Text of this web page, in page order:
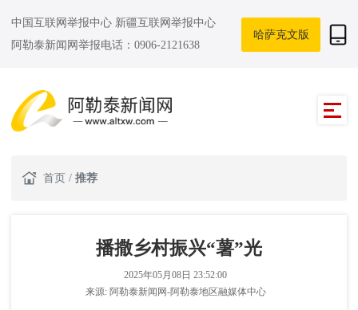
中国互联网举报中心 新疆互联网举报中心
阿勒泰新闻网举报电话：0906-2121638
哈萨克文版
首页 / 推荐
播撒乡村振兴“薯”光
2025年05月08日 23:52:00
来源: 阿勒泰新闻网-阿勒泰地区融媒体中心